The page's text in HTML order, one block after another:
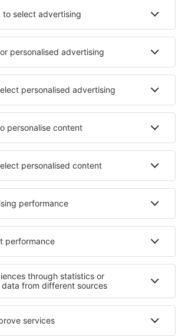
Hotely v Mantě
Hotely in Súa
Alba Hotely in Kewarra Beach
Hotely in Oudenhoorn
Oberpfalz Hotely in Douma
d'Oléron
Hotely na Bulharské riviéře
Hotely na ostrově Mykonos